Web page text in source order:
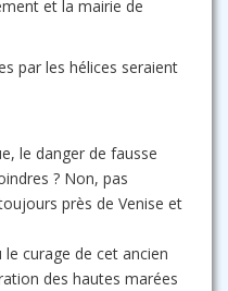
et la mairie de
par les hélices seraient
le danger de fausse
? Non, pas
près de Venise et
curage de cet ancien
des hautes marées